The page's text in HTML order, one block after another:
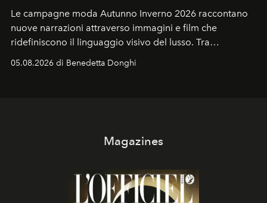
Le campagne moda Autunno Inverno 2026 raccontano
nuove narrazioni attraverso immagini e film che
ridefiniscono il linguaggio visivo del lusso. Tra
protagonisti del cinema, volti della cultura
contemporanea e storytelling d'autore, le maison
05.08.2026 di Benedetta Donghi
Magazines